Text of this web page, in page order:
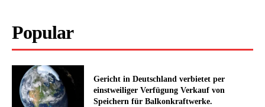
Popular
Gericht in Deutschland verbietet per
einstweiliger Verfügung Verkauf von
Speichern für Balkonkraftwerke.